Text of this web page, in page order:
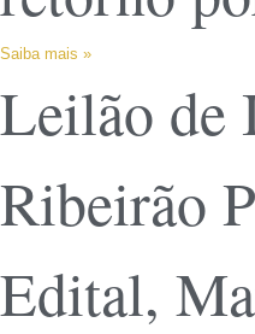
Saiba mais »
Leilão de
Ribeirão
Edital,